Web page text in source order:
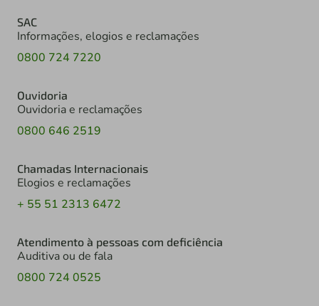
SAC
Informações, elogios e reclamações
0800 724 7220
Ouvidoria
Ouvidoria e reclamações
0800 646 2519
Chamadas Internacionais
Elogios e reclamações
+ 55 51 2313 6472
Atendimento à pessoas com deficiência
Auditiva ou de fala
0800 724 0525